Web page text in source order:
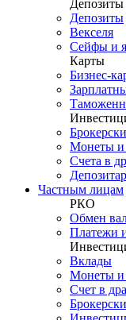
Депозиты
Депозиты
Векселя
Сейфы и
Карты
Бизнес-
Монеты и
Счета в
Частным лицам
РКО
Обмен
Платежи
Вклады
Монеты и
Счет в